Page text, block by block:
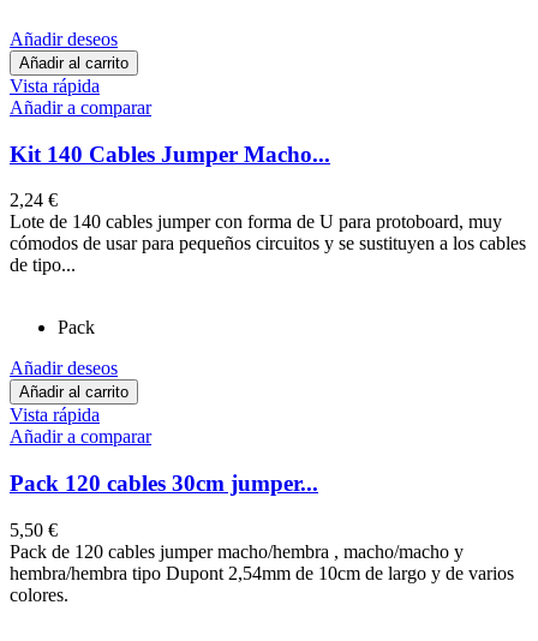
Añadir deseos
Añadir al carrito
Vista rápida
Añadir a comparar
Kit 140 Cables Jumper Macho...
2,24 €
Lote de 140 cables jumper con forma de U para protoboard, muy
cómodos de usar para pequeños circuitos y se sustituyen a los cables
de tipo...
Pack
Añadir deseos
Añadir al carrito
Vista rápida
Añadir a comparar
Pack 120 cables 30cm jumper...
5,50 €
Pack de 120 cables jumper macho/hembra , macho/macho y
hembra/hembra tipo Dupont 2,54mm de 10cm de largo y de varios
colores.